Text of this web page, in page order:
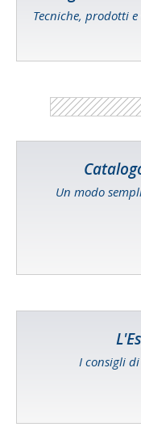
Tecniche, prodotti
Un modo
I consigli